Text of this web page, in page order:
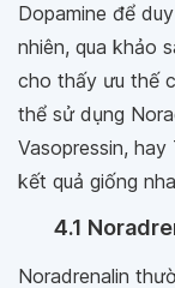
Dopamine để
nhiên, qua khảo
cho thấy ưu thế
thể sử dụng
Vasopressin,
kết quả giống
4.1
Noradrenalin